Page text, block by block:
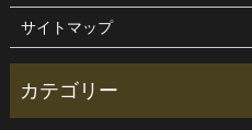
サイトマップ